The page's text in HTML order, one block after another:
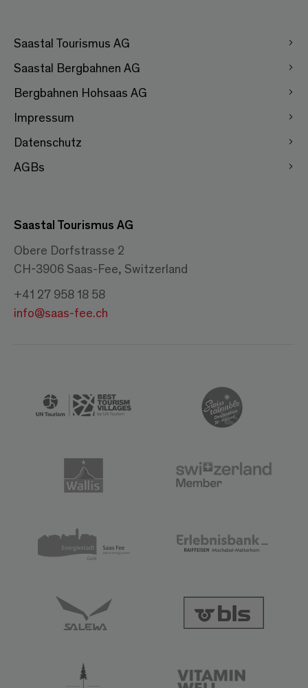
Saastal Tourismus AG
Saastal Bergbahnen AG
Bergbahnen Hohsaas AG
Impressum
Datenschutz
AGBs
Saastal Tourismus AG
Obere Dorfstrasse 2
CH-3906 Saas-Fee, Switzerland
+41 27 958 18 58
info@saas-fee.ch